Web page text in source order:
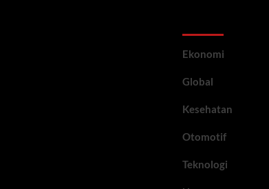
Ekonomi
Global
Kesehatan
Otomotif
Teknologi